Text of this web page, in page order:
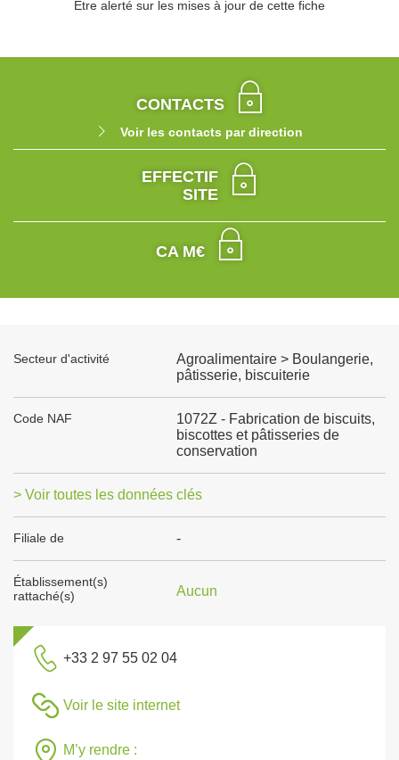
Etre alerté sur les mises à jour de cette fiche
CONTACTS
Voir les contacts par direction
EFFECTIF
SITE
CA M€
Secteur d'activité
Agroalimentaire > Boulangerie,
pâtisserie, biscuiterie
Code NAF
1072Z - Fabrication de biscuits,
biscottes et pâtisseries de
conservation
> Voir toutes les données clés
Filiale de -
Établissement(s)
rattaché(s)
Aucun
+33 2 97 55 02 04
Voir le site internet
M’y rendre :